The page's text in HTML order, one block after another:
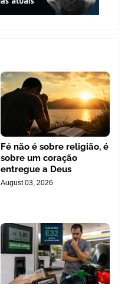
Fé não é sobre religião, é
sobre um coração
entregue a Deus
August 03, 2026